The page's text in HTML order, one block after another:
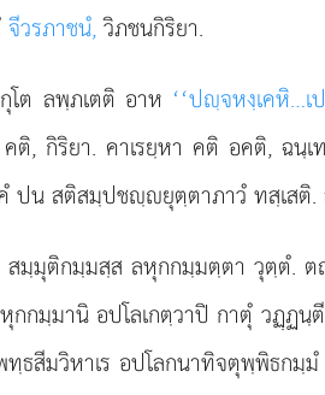
จีวรภาชนํ,วิภชนกิริยา.
โต ลพฺภเตติ อาห ‘‘ปฺจหงฺเคหิ…
, กิริยา. คาเรยฺหา คติ อคติ, ฉนฺเ
ปน สติสมฺปชฺยุตฺตาภาวํ ทสฺเสติ.
มฺมุติกมฺมสฺส ลหุกกมฺมตฺตา วุตฺตํ. ต
กมฺมานิ อปโลเกตฺวาปิ กาตุํ วฏฺฏนฺตี
สีมวิหาเร อปโลกนาทิจตุพฺพิธกมฺ